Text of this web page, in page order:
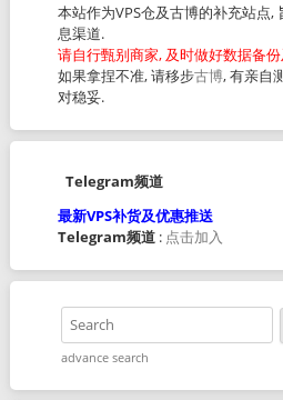
本站作为VPS仓及古博的补充站点,
息渠道.
请自行甄别商家, 及时做好数据备
如果拿捏不准, 请移步古博, 有亲自
对稳妥.
Telegram频道
最新VPS补货及优惠推送
Telegram频道: 点击加入
advance search